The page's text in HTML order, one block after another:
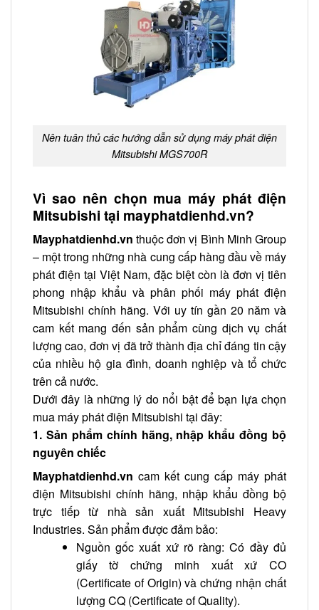
Nên tuân thủ các hướng dẫn sử dụng máy phát điện
Mitsubishi MGS700R
Vì sao nên chọn mua máy phát điện
Mitsubishi tại mayphatdienhd.vn?
Mayphatdienhd.vn thuộc đơn vị Bình Minh Group
– một trong những nhà cung cấp hàng đầu về máy
phát điện tại Việt Nam, đặc biệt còn là đơn vị tiên
phong nhập khẩu và phân phối máy phát điện
Mitsubishi chính hãng. Với uy tín gần 20 năm và
cam kết mang đến sản phẩm cùng dịch vụ chất
lượng cao, đơn vị đã trở thành địa chỉ đáng tin cậy
của nhiều hộ gia đình, doanh nghiệp và tổ chức
trên cả nước.
Dưới đây là những lý do nổi bật để bạn lựa chọn
mua máy phát điện Mitsubishi tại đây:
1. Sản phẩm chính hãng, nhập khẩu đồng bộ
nguyên chiếc
Mayphatdienhd.vn cam kết cung cấp máy phát
điện Mitsubishi chính hãng, nhập khẩu đồng bộ
trực tiếp từ nhà sản xuất Mitsubishi Heavy
Industries. Sản phẩm được đảm bảo:
Nguồn gốc xuất xứ rõ ràng: Có đầy đủ
giấy tờ chứng minh xuất xứ CO
(Certificate of Origin) và chứng nhận chất
lượng CQ (Certificate of Quality).